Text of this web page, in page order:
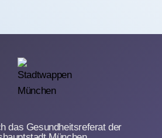
das Gesundheitsreferat der